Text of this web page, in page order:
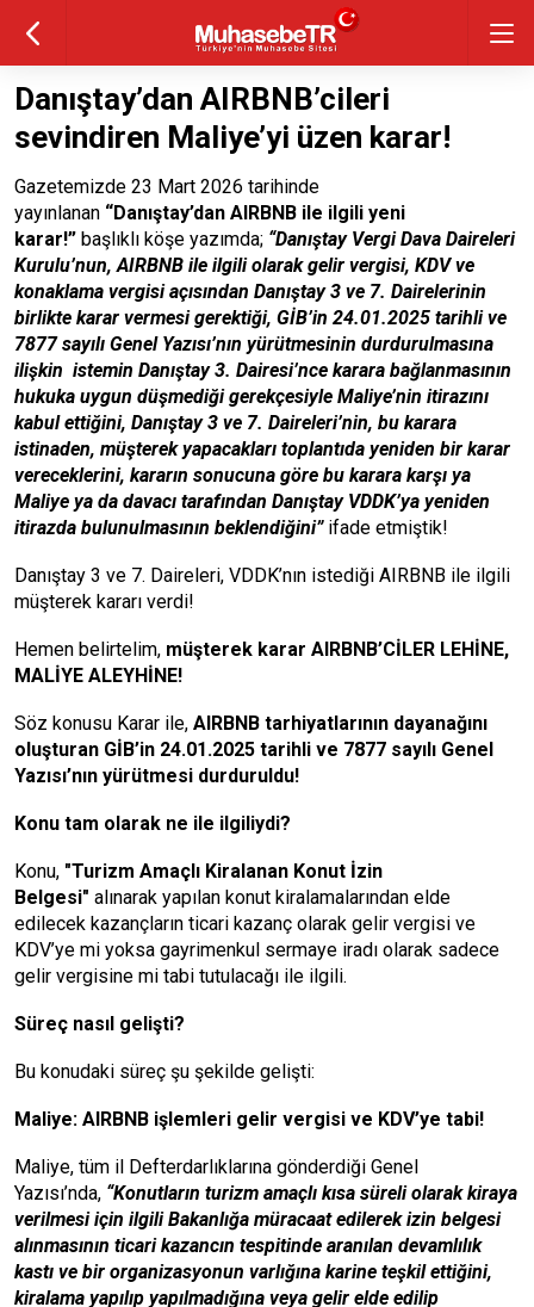
Danıştay’dan AIRBNB’cileri
sevindiren Maliye’yi üzen karar!
Gazetemizde 23 Mart 2026 tarihinde
yayınlanan “Danıştay’dan AIRBNB ile ilgili yeni
karar!” başlıklı köşe yazımda; “Danıştay Vergi Dava Daireleri
Kurulu’nun, AIRBNB ile ilgili olarak gelir vergisi, KDV ve
konaklama vergisi açısından Danıştay 3 ve 7. Dairelerinin
birlikte karar vermesi gerektiği, GİB’in 24.01.2025 tarihli ve
7877 sayılı Genel Yazısı’nın yürütmesinin durdurulmasına
ilişkin istemin Danıştay 3. Dairesi’nce karara bağlanmasının
hukuka uygun düşmediği gerekçesiyle Maliye’nin itirazını
kabul ettiğini, Danıştay 3 ve 7. Daireleri’nin, bu karara
istinaden, müşterek yapacakları toplantıda yeniden bir karar
vereceklerini, kararın sonucuna göre bu karara karşı ya
Maliye ya da davacı tarafından Danıştay VDDK’ya yeniden
itirazda bulunulmasının beklendiğini” ifade etmiştik!
Danıştay 3 ve 7. Daireleri, VDDK’nın istediği AIRBNB ile ilgili
müşterek kararı verdi!
Hemen belirtelim, müşterek karar AIRBNB’CİLER LEHİNE,
MALİYE ALEYHİNE!
Söz konusu Karar ile, AIRBNB tarhiyatlarının dayanağını
oluşturan GİB’in 24.01.2025 tarihli ve 7877 sayılı Genel
Yazısı’nın yürütmesi durduruldu!
Konu tam olarak ne ile ilgiliydi?
Konu, "Turizm Amaçlı Kiralanan Konut İzin
Belgesi" alınarak yapılan konut kiralamalarından elde
edilecek kazançların ticari kazanç olarak gelir vergisi ve
KDV’ye mi yoksa gayrimenkul sermaye iradı olarak sadece
gelir vergisine mi tabi tutulacağı ile ilgili.
Süreç nasıl gelişti?
Bu konudaki süreç şu şekilde gelişti:
Maliye: AIRBNB işlemleri gelir vergisi ve KDV’ye tabi!
Maliye, tüm il Defterdarlıklarına gönderdiği Genel
Yazısı’nda, “Konutların turizm amaçlı kısa süreli olarak kiraya
verilmesi için ilgili Bakanlığa müracaat edilerek izin belgesi
alınmasının ticari kazancın tespitinde aranılan devamlılık
kastı ve bir organizasyonun varlığına karine teşkil ettiğini,
kiralama yapılıp yapılmadığına veya gelir elde edilip